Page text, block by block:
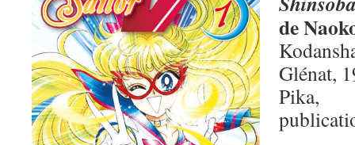
de
Glénat,
Pika,